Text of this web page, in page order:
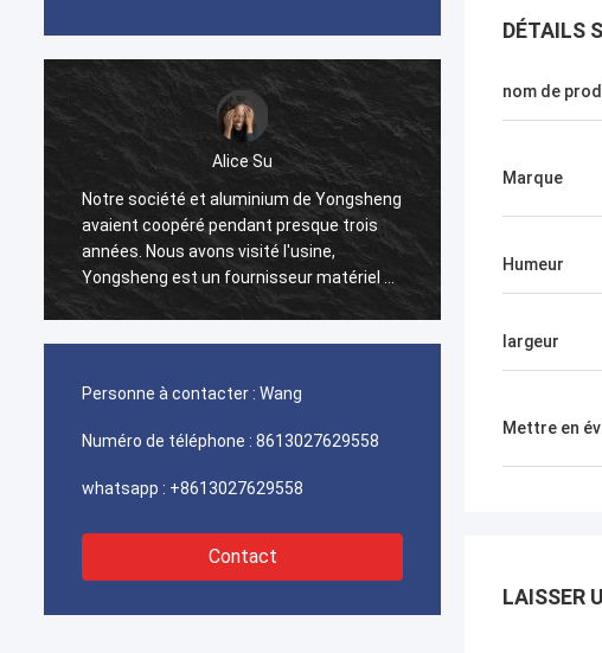
Alice Su
et aluminium de Yongsheng
pendant presque trois
avons visité l'usine,
est un fournisseur matériel en
professionnel, nous avions
Nous achetons le cercle en
l'aluminium de Yongsheng et les
embarquons au Ghana. Nous avons
maintenu des relations si
pendant deux années, et nous
de coopération, chaque lien est très
rapidement. Nous sommes très
Personne à contacter : Wang
Numéro de téléphone : 8613027629558
whatsapp : +8613027629558
Contact
DÉTAILS
nom de
Marque
Humeur
largeur
Mettre en
LAISSER